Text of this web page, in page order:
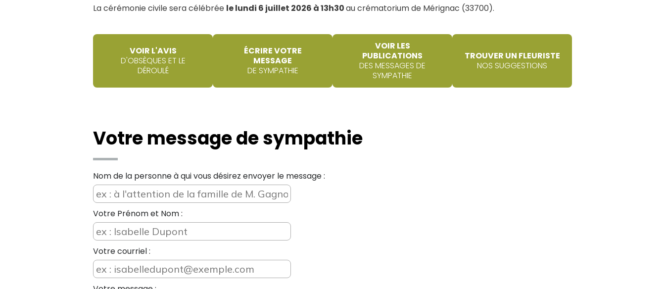
La cérémonie civile sera célébrée le lundi 6 juillet 2026 à 13h30au crématorium de Mérignac (33700).
VOIR L'AVIS
D'OBSÈQUES ET LE
DÉROULÉ
ÉCRIRE VOTRE
MESSAGE
DE SYMPATHIE
VOIR LES
PUBLICATIONS
DES MESSAGES DE
SYMPATHIE
TROUVER UN FLEURISTE
NOS SUGGESTIONS
Votre message de sympathie
Nom de la personne à qui vous désirez envoyer le message :
Votre Prénom et Nom :
Votre courriel :